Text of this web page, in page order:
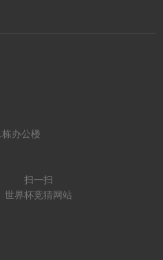
办公楼
扫一扫
世界杯竞猜网站